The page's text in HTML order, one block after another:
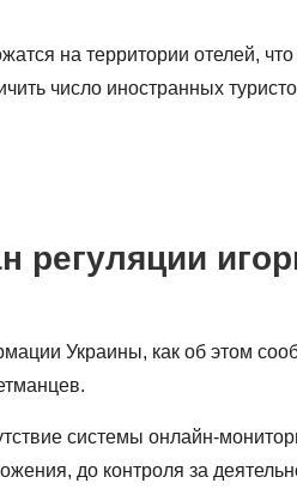
на территории отелей,
число иностранных
Украины, как об этом
системы онлайн-
до контроля за